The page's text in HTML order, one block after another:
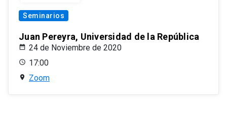
Seminarios
Juan Pereyra, Universidad de la República
24 de Noviembre de 2020
17:00
Zoom